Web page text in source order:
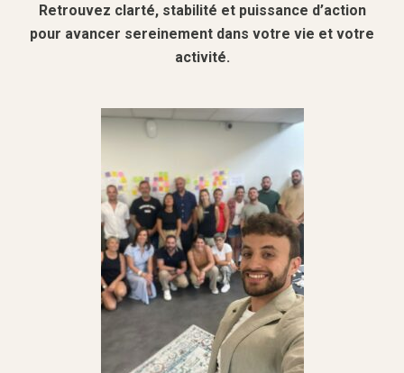
Retrouvez clarté, stabilité et puissance d’action
pour avancer sereinement dans votre vie et votre
activité.